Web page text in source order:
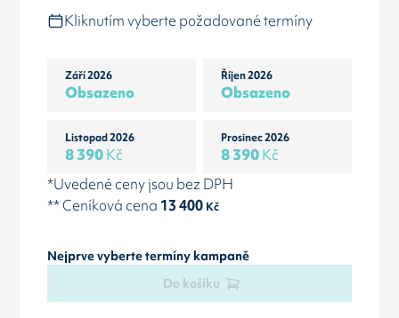
Kliknutím vyberte požadované termíny
Září 2026
Obsazeno
Říjen 2026
Obsazeno
Listopad 2026
8 390Kč
Prosinec 2026
8 390Kč
*Uvedené ceny jsou bez DPH
** Ceníková cena 13 400Kč
Nejprve vyberte termíny kampaně
Do košíku